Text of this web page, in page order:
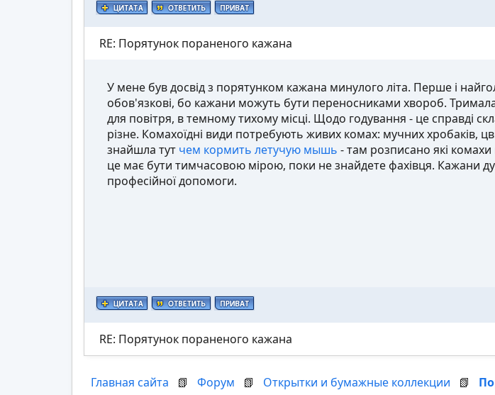
RE: Порятунок пораненого кажана
У мене був досвід з порятунком кажана минулого літа. Перше і
обов'язкові, бо кажани можуть бути переносниками хвороб.
для повітря, в темному тихому місці. Щодо годування - це справді
різне. Комахоїдні види потребують живих комах: мучних хробаків,
знайшла тут чем кормить летучую мышь - там розписано які комахи
це має бути тимчасовою мірою, поки не знайдете фахівця. Кажани
професійної допомоги.
RE: Порятунок пораненого кажана
Главная сайта 📗 Форум 📗 Открытки и бумажные коллекции 📗